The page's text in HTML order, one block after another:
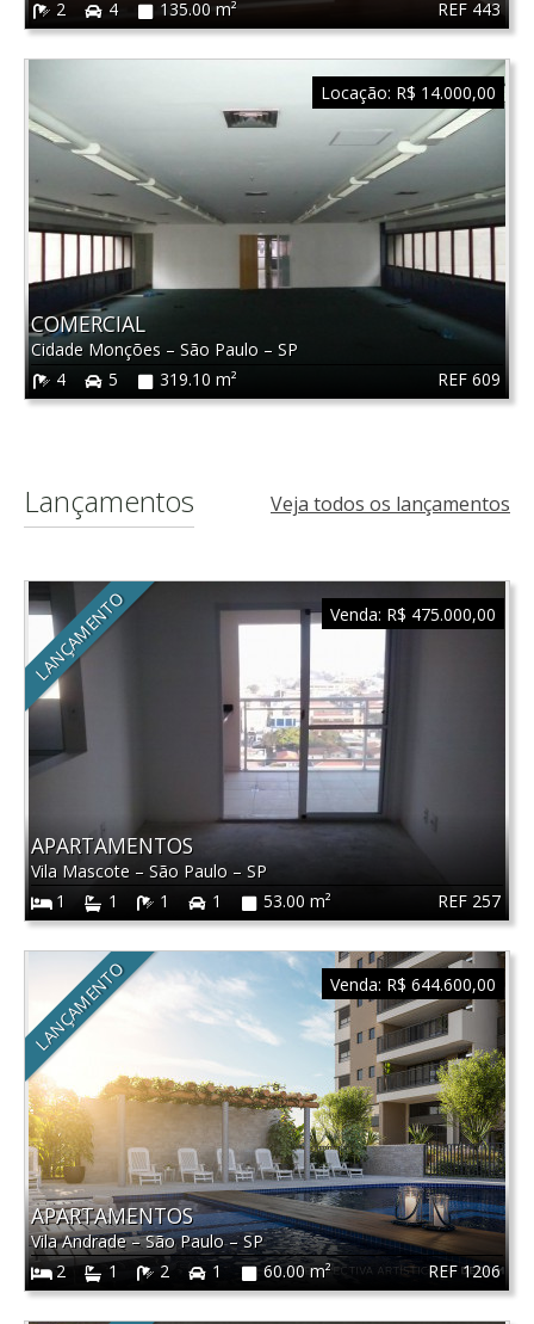
REF 443
2
4 135.00 m²
REF 609
COMERCIAL
Cidade Monções – São Paulo – SP
4
5 319.10 m²
Locação: R$ 14.000,00
Lançamentos Veja todos os lançamentos
LANÇAMENTO
REF 257
APARTAMENTOS
Vila Mascote – São Paulo – SP
1
1 1 1 53.00 m²
Venda: R$ 475.000,00
LANÇAMENTO
REF 1206
APARTAMENTOS
Vila Andrade–São Paulo–SP
2
1 2 1 60.00 m²
Venda: R$ 644.600,00